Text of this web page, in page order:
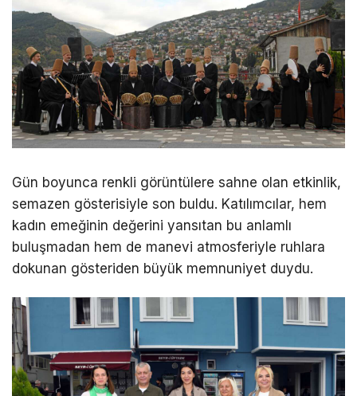
Gün boyunca renkli görüntülere sahne olan etkinlik,
semazen gösterisiyle son buldu. Katılımcılar, hem
kadın emeğinin değerini yansıtan bu anlamlı
buluşmadan hem de manevi atmosferiyle ruhlara
dokunan gösteriden büyük memnuniyet duydu.